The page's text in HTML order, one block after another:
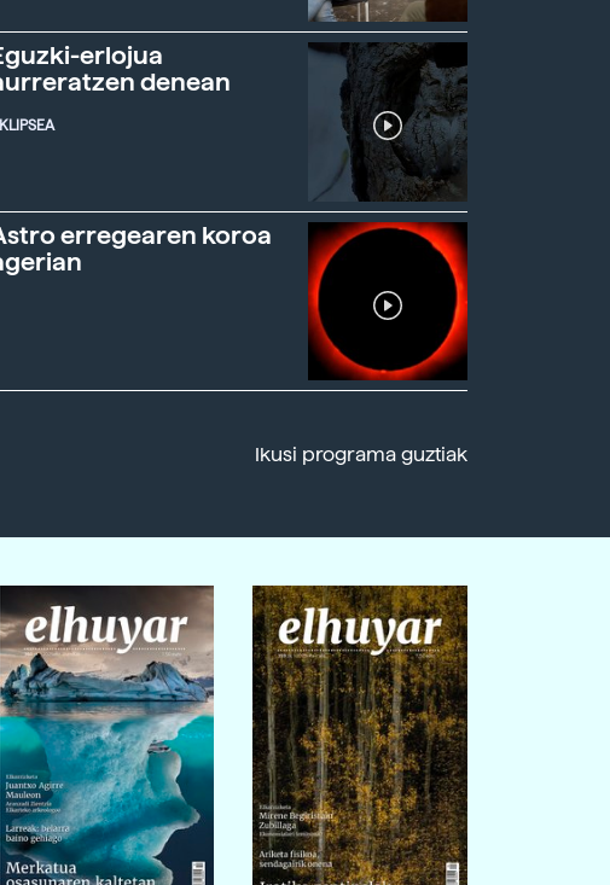
erlojua
denean
erregearen koroa
Ikusi programa guztiak